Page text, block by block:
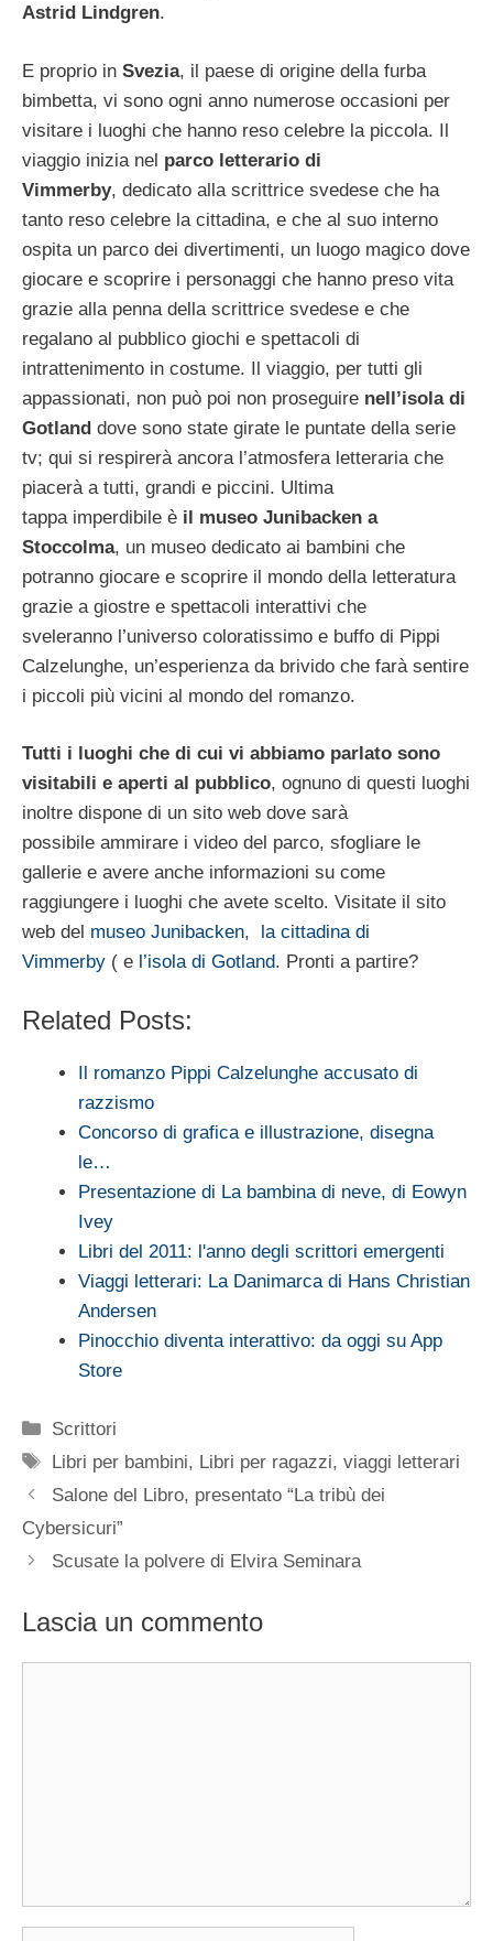
Astrid Lindgren.
E proprio in Svezia, il paese di origine della furba
bimbetta, vi sono ogni anno numerose occasioni per
visitare i luoghi che hanno reso celebre la piccola. Il
viaggio inizia nel parco letterario di
Vimmerby, dedicato alla scrittrice svedese che ha
tanto reso celebre la cittadina, e che al suo interno
ospita un parco dei divertimenti, un luogo magico dove
giocare e scoprire i personaggi che hanno preso vita
grazie alla penna della scrittrice svedese e che
regalano al pubblico giochi e spettacoli di
intrattenimento in costume. Il viaggio, per tutti gli
appassionati, non può poi non proseguire nell’isola di
Gotland dove sono state girate le puntate della serie
tv; qui si respirerà ancora l’atmosfera letteraria che
piacerà a tutti, grandi e piccini. Ultima
tappa imperdibile è il museo Junibacken a
Stoccolma, un museo dedicato ai bambini che
potranno giocare e scoprire il mondo della letteratura
grazie a giostre e spettacoli interattivi che
sveleranno l’universo coloratissimo e buffo di Pippi
Calzelunghe, un’esperienza da brivido che farà sentire
i piccoli più vicini al mondo del romanzo.
Tutti i luoghi che di cui vi abbiamo parlato sono
visitabili e aperti al pubblico, ognuno di questi luoghi
inoltre dispone di un sito web dove sarà
possibile ammirare i video del parco, sfogliare le
gallerie e avere anche informazioni su come
raggiungere i luoghi che avete scelto. Visitate il sito
web del museo Junibacken, la cittadina di
Vimmerby ( e l’isola di Gotland. Pronti a partire?
Related Posts:
Il romanzo Pippi Calzelunghe accusato di
razzismo
Concorso di grafica e illustrazione, disegna
le…
Presentazione di La bambina di neve, di Eowyn
Ivey
Libri del 2011: l'anno degli scrittori emergenti
Viaggi letterari: La Danimarca di Hans Christian
Andersen
Pinocchio diventa interattivo: da oggi su App
Store
Categorie
Scrittori
Tag
Libri per bambini, Libri per ragazzi,viaggi letterari
Salone del Libro, presentato “La tribù dei
Cybersicuri”
Scusate la polvere di Elvira Seminara
Lascia un commento